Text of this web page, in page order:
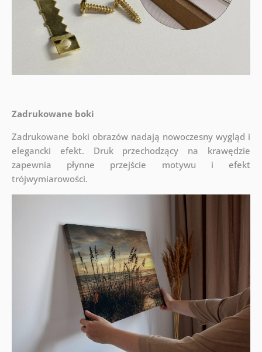
Zadrukowane boki
Zadrukowane boki obrazów nadają nowoczesny wygląd i
elegancki efekt. Druk przechodzący na krawędzie
zapewnia płynne przejście motywu i efekt
trójwymiarowości.